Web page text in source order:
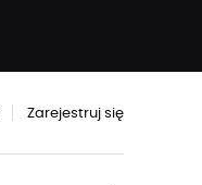
Zarejestruj się